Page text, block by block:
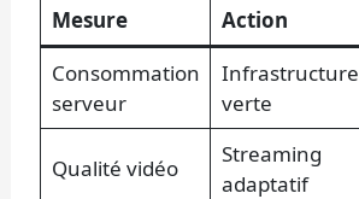
Mesure Action
Consommation
serveur
Infrastructure
verte
Qualité vidéo
Streaming
adaptatif